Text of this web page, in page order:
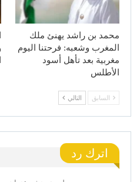
محمد بن راشد يهنئ ملك
المغرب وشعبه: فرحتنا اليوم
مغربية بعد تأهل أسود
الأطلس
السابق التالي
اترك رد